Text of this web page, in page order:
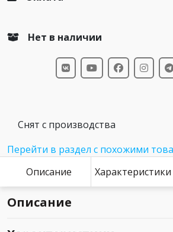
Нет в наличии
Снят с производства
Перейти в раздел с похожими
Описание
Характеристики
Описание